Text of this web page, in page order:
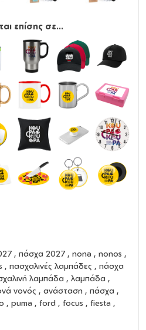
επίσης σε...
, πάσχα 2027 , nona , nonos ,
, πασχαλινές λαμπάδες , πάσχα
λαμπάδα , λαμπάδα ,
νονός , ανάσταση , πάσχα ,
, puma , ford , focus , fiesta ,